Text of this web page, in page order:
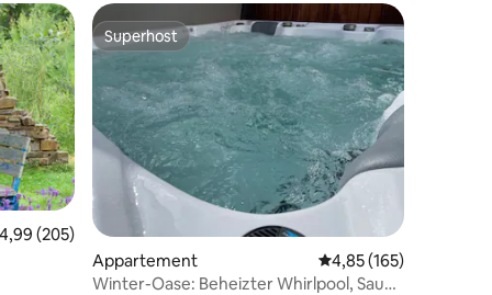
beoordeling van 4,99 uit 5, 205 recensies
4,99 (205)
Superhost
Superhost
Appartement Gemiddelde
4,85 (165)
Winter-Oase: Beheizter Whirlpool, Sauna